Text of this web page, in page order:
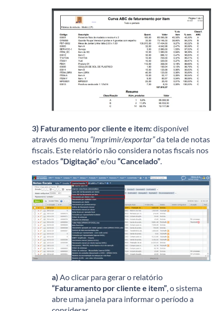
3) Faturamento por cliente e item:disponível
através do menu “Imprimir/exportar”da tela de notas
fiscais. Este relatório não considera notas fiscais nos
estados“Digitação”e/ou “Cancelado”.
a) Ao clicar para gerar o relatório
“Faturamento por cliente e item”, o sistema
abre uma janela para informar o período a